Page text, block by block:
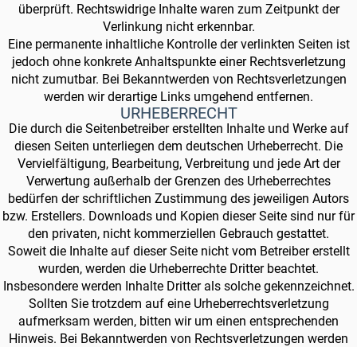
überprüft. Rechtswidrige Inhalte waren zum Zeitpunkt der
Verlinkung nicht erkennbar.
Eine permanente inhaltliche Kontrolle der verlinkten Seiten ist
jedoch ohne konkrete Anhaltspunkte einer Rechtsverletzung
nicht zumutbar. Bei Bekanntwerden von Rechtsverletzungen
werden wir derartige Links umgehend entfernen.
URHEBERRECHT
Die durch die Seitenbetreiber erstellten Inhalte und Werke auf
diesen Seiten unterliegen dem deutschen Urheberrecht. Die
Vervielfältigung, Bearbeitung, Verbreitung und jede Art der
Verwertung außerhalb der Grenzen des Urheberrechtes
bedürfen der schriftlichen Zustimmung des jeweiligen Autors
bzw. Erstellers. Downloads und Kopien dieser Seite sind nur für
den privaten, nicht kommerziellen Gebrauch gestattet.
Soweit die Inhalte auf dieser Seite nicht vom Betreiber erstellt
wurden, werden die Urheberrechte Dritter beachtet.
Insbesondere werden Inhalte Dritter als solche gekennzeichnet.
Sollten Sie trotzdem auf eine Urheberrechtsverletzung
aufmerksam werden, bitten wir um einen entsprechenden
Hinweis. Bei Bekanntwerden von Rechtsverletzungen werden